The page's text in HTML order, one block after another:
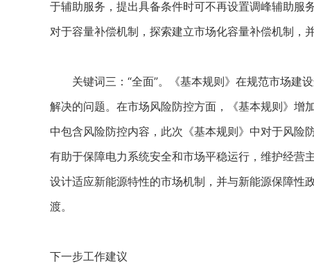
于辅助服务，提出具备条件时可不再设置调峰辅助服
对于容量补偿机制，探索建立市场化容量补偿机制，
关键词三：“全面”。《基本规则》在规范市场建
解决的问题。在市场风险防控方面，《基本规则》增
中包含风险防控内容，此次《基本规则》中对于风险
有助于保障电力系统安全和市场平稳运行，维护经营
设计适应新能源特性的市场机制，并与新能源保障性
渡。
下一步工作建议